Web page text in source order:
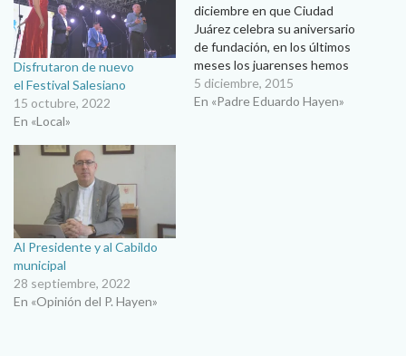
Disfrutaron de nuevo
el Festival Salesiano
15 octubre, 2022
En «Local»
diciembre en que Ciudad
Juárez celebra su aniversario
de fundación, en los últimos
meses los juarenses hemos
sentido que Dios derrama
sus bendiciones desde el
5 diciembre, 2015
En «Padre Eduardo Hayen»
Al Presidente y al Cabildo
municipal
28 septiembre, 2022
En «Opinión del P. Hayen»